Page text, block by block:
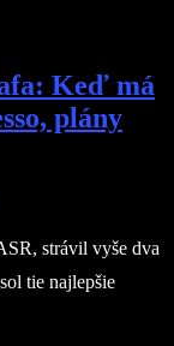
Keď má
plány
strávil vyše dva
tie najlepšie